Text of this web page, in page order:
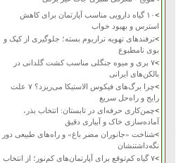
>
۱۰ گیاه دارویی مناسب آپارتمان برای کاهش
استرس و بهبود خواب
>ترفندهای تهویه تراریوم بسته؛ جلوگیری از کپک و
بوی نامطبوع
>
۷ بری و میوه جنگلی مناسب کشت گلدانی در
بالکن‌های ایرانی
>
چرا برگ‌های فیکوس الاستیکا می‌ریزد؟ ۷ علت
رایج و راه‌حل سریع
>چمن‌کاری حرفه‌ای در تابستان: انتخاب بذر،
آماده‌سازی خاک و آبیاری دقیق
>شناخت «جانوران مضر باغ» و راه‌های طبیعی دور
نگه‌داشتنشان
>
۷ گیاه کم‌توقع برای آپارتمان‌های کم‌نور؛ از انتخاب